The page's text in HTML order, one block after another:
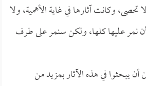
وكانت آثارها في غاية الأهمية، ولا
نمر عليها كلها، ولكن سنمر على طرف
أن يبحثوا في هذه الآثار بمزيد من